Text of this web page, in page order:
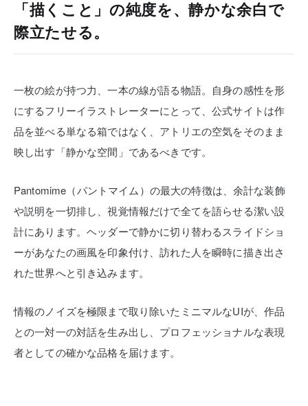
「描くこと」の純度を、静かな余白で
際立たせる。
一枚の絵が持つ力、一本の線が語る物語。自身の感性を形
にするフリーイラストレーターにとって、公式サイトは作
品を並べる単なる箱ではなく、アトリエの空気をそのまま
映し出す「静かな空間」であるべきです。
Pantomime（パントマイム）の最大の特徴は、余計な装飾
や説明を一切排し、視覚情報だけで全てを語らせる潔い設
計にあります。ヘッダーで静かに切り替わるスライドショ
ーがあなたの画風を印象付け、訪れた人を瞬時に描き出さ
れた世界へと引き込みます。
情報のノイズを極限まで取り除いたミニマルなUIが、作品
との一対一の対話を生み出し、プロフェッショナルな表現
者としての確かな品格を届けます。